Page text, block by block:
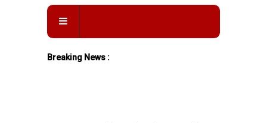
Breaking News :